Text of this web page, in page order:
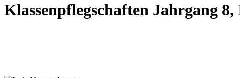
Klassenpflegschaften Jahrgang